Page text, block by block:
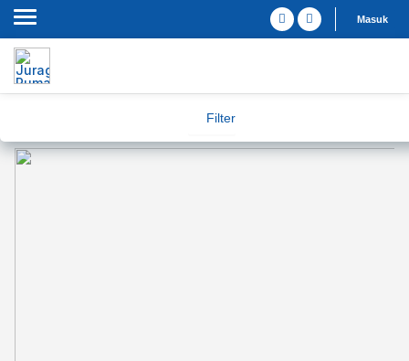
Masuk
Filter